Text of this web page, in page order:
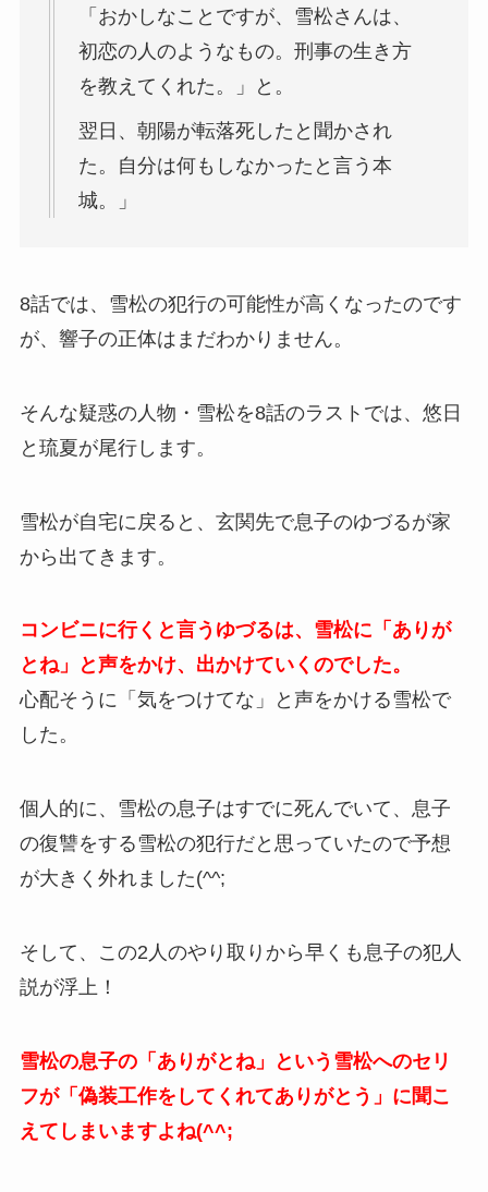
「おかしなことですが、雪松さんは、
初恋の人のようなもの。刑事の生き方
を教えてくれた。」と。
翌日、朝陽が転落死したと聞かされ
た。自分は何もしなかったと言う本
城。」
8話では、雪松の犯行の可能性が高くなったのです
が、響子の正体はまだわかりません。
そんな疑惑の人物・雪松を8話のラストでは、悠日
と琉夏が尾行します。
雪松が自宅に戻ると、玄関先で息子のゆづるが家
から出てきます。
コンビニに行くと言うゆづるは、雪松に「ありが
とね」と声をかけ、出かけていくのでした。
心配そうに「気をつけてな」と声をかける雪松で
した。
個人的に、雪松の息子はすでに死んでいて、息子
の復讐をする雪松の犯行だと思っていたので予想
が大きく外れました(^^;
そして、この2人のやり取りから早くも息子の犯人
説が浮上！
雪松の息子の「ありがとね」という雪松へのセリ
フが「偽装工作をしてくれてありがとう」に聞こ
えてしまいますよね(^^;